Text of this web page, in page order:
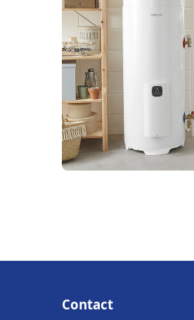
Contact